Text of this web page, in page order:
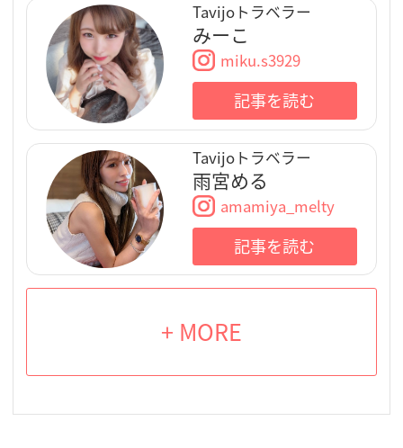
Tavijoトラベラー
みーこ
miku.s3929
記事を読む
Tavijoトラベラー
雨宮める
amamiya_melty
記事を読む
+ MORE